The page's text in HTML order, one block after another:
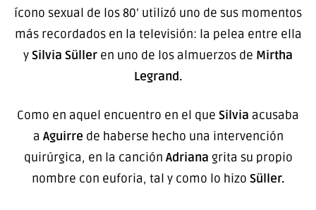
ícono sexual de los 80’ utilizó uno de sus momentos
más recordados en la televisión: la pelea entre ella
ySilvia Süller en uno de los almuerzos de Mirtha
Legrand.
Como en aquel encuentro en el que Silvia acusaba
a Aguirre de haberse hecho una intervención
quirúrgica, en la canción Adriana grita su propio
nombre con euforia, tal y como lo hizo Süller.